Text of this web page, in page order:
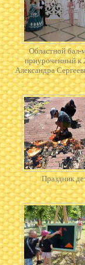
Областной бал-
приуроченный к
Александра
Праздник